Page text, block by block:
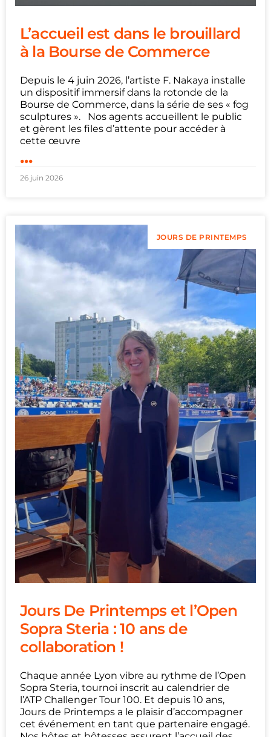
L’accueil est dans le brouillard
à la Bourse de Commerce
Depuis le 4 juin 2026, l’artiste F. Nakaya installe
un dispositif immersif dans la rotonde de la
Bourse de Commerce, dans la série de ses « fog
sculptures ». Nos agents accueillent le public
et gèrent les files d’attente pour accéder à
cette œuvre
...
26 juin 2026
JOURS DE PRINTEMPS
Jours De Printemps et l’Open
Sopra Steria : 10 ans de
collaboration !
Chaque année Lyon vibre au rythme de l’Open
Sopra Steria, tournoi inscrit au calendrier de
l’ATP Challenger Tour 100. Et depuis 10 ans,
Jours de Printemps a le plaisir d’accompagner
cet événement en tant que partenaire engagé.